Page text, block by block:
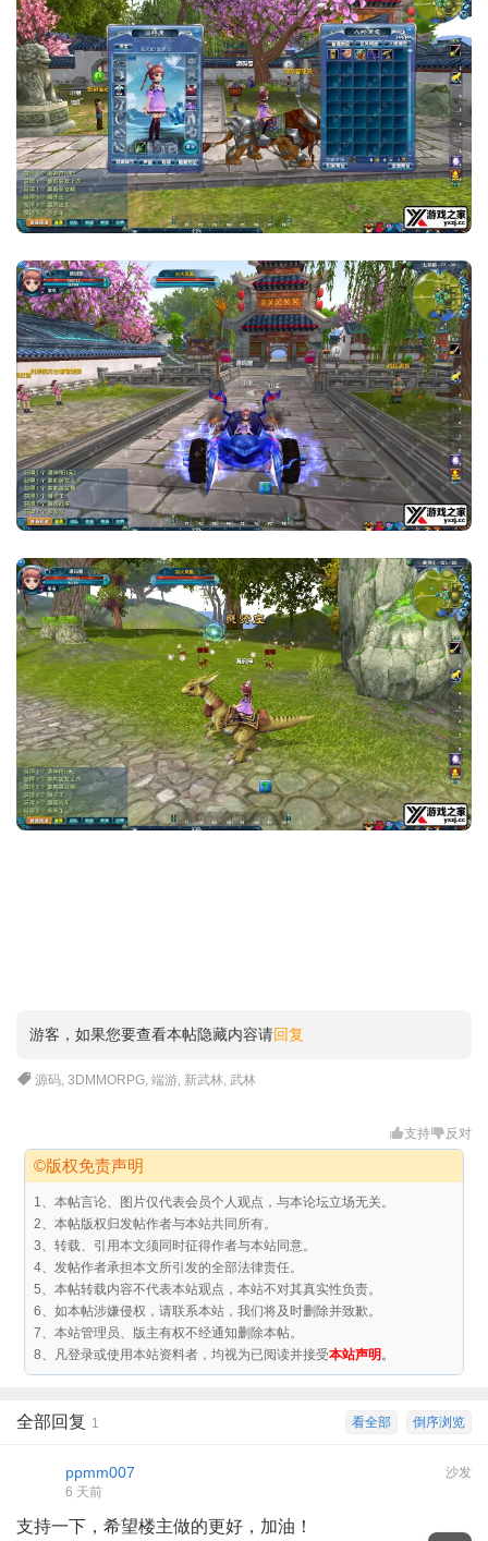
游客，如果您要查看本帖隐藏内容请回复
源码 ,3DMMORPG ,端游 新武林 ,武林
支持 反对
©版权免责声明
1、本帖言论、图片仅代表会员个人观点，与本论坛立场无关。
2、本帖版权归发帖作者与本站共同所有。
3、转载、引用本文须同时征得作者与本站同意。
4、发帖作者承担本文所引发的全部法律责任。
5、本帖转载内容不代表本站观点，本站不对其真实性负责。
6、如本帖涉嫌侵权，请联系本站，我们将及时删除并致歉。
7、本站管理员、版主有权不经通知删除本帖。
8、凡登录或使用本站资料者，均视为已阅读并接受本站声明 。
倒序浏览
看全部
全部回复 1
沙发
ppmm007
6 天前
支持一下，希望楼主做的更好，加油！